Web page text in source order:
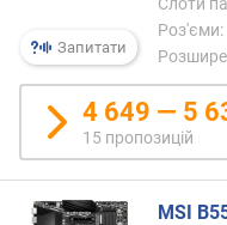
Б
)
S
A
T
A
3
Запитати
Роз'єми:
4 649 — 5
15 пропозицій
MSI